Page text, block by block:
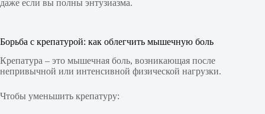
даже если вы полны энтузиазма.
Борьба с крепатурой: как облегчить мышечную боль
Крепатура – это мышечная боль, возникающая после
непривычной или интенсивной физической нагрузки.
Чтобы уменьшить крепатуру: